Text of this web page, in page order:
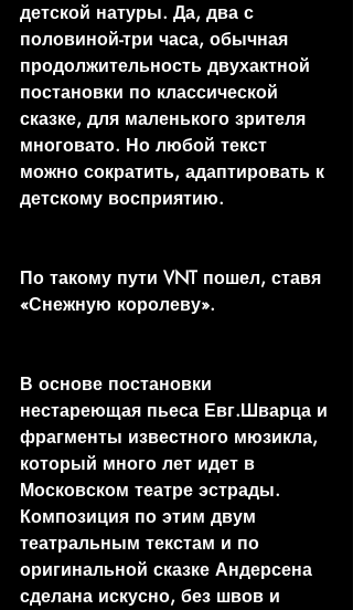
детской натуры. Да, два с
половиной-три часа, обычная
продолжительность двухактной
постановки по классической
сказке, для маленького зрителя
многовато. Но любой текст
можно сократить, адаптировать к
детскому восприятию.
По такому пути VNT пошел, ставя
«Снежную королеву».
В основе постановки
нестареющая пьеса Евг.Шварца и
фрагменты известного мюзикла,
который много лет идет в
Московском театре эстрады.
Композиция по этим двум
театральным текстам и по
оригинальной сказке Андерсена
сделана искусно, без швов и